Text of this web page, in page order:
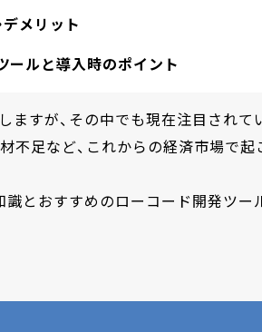
メリット
ールと導入時のポイント
すが、その中でも現在注目されて
不足など、これからの経済市場で
識とおすすめのローコード開発ツー